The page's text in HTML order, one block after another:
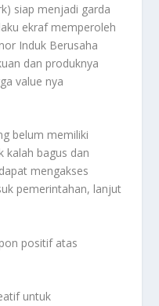
siap menjadi garda
ekraf memperoleh
Induk Berusaha
dan produknya
value nya
belum memiliki
kalah bagus dan
mengakses
pemerintahan, lanjut
positif atas
untuk